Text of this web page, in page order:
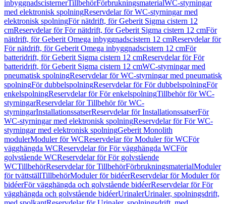
inbyggnadscisternerTillbehörFörbrukningsmaterialWC-styrningar
med elektronisk spolningReservdelar för WC-styrningar med
elektronisk spolningFör nätdrift, för Geberit Sigma cistern 12
cmReservdelar för För nätdrift, för Geberit Sigma cistern 12 cmFör
nätdrift, för Geberit Omega inbyggnadscistern 12 cmReservdelar för
För nätdrift, för Geberit Omega inbyggnadscistern 12 cmFör
batteridrift, för Geberit Sigma cistern 12 cmReservdelar för För
batteridrift, för Geberit Sigma cistern 12 cmWC-styrningar med
pneumatisk spolningReservdelar för WC-styrningar med pneumatisk
spolningFör dubbelspolningReservdelar för För dubbelspolningFör
enkelspolningReservdelar för För enkelspolningTillbehör för WC-
styrningarReservdelar för Tillbehör för WC-
styrningarInstallationssatserReservdelar för InstallationssatserFör
WC-styrningar med elektronisk spolningReservdelar för För WC-
styrningar med elektronisk spolningGeberit Monolith
modulerModuler för WCReservdelar för Moduler för WCFör
vägghängda WCReservdelar för För vägghängda WCFör
golvstående WCReservdelar för För golvstående
WCTillbehörReservdelar för TillbehörFörbrukningsmaterialModuler
för tvättställTillbehörModuler för bidéerReservdelar för Moduler för
bidéerFör vägghängda och golvstående bidéerReservdelar för För
vägghängda och golvstående bidéerUrinalerUrinaler, spolningsdrift,